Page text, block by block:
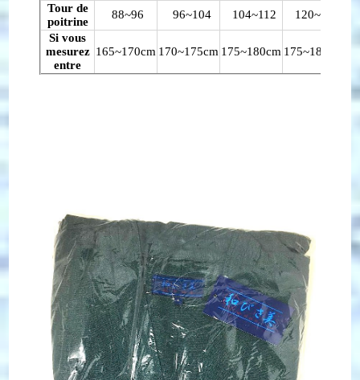
Tour de
poitrine
88~96 96~104 104~112 120~128
Si vous
mesurez
entre
165~170cm 170~175cm 175~180cm 175~185cm